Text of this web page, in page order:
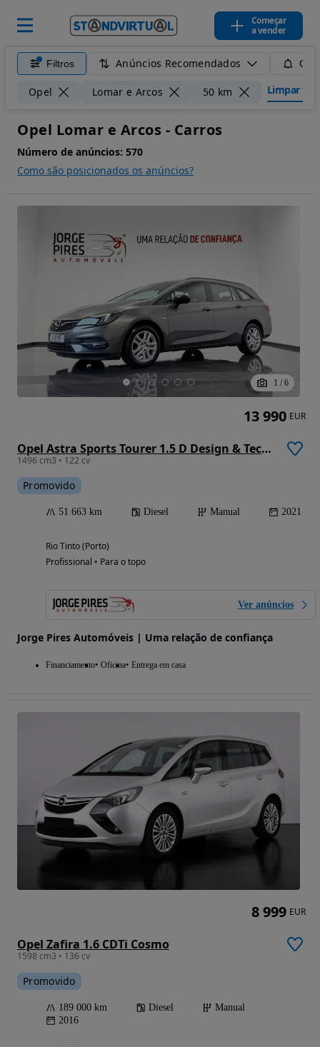
Começar
a vender
Filtros Anúncios Recomendados
Opel Lomar e Arcos 50 km Limpar
Opel Lomar e Arcos - Carros
Número de anúncios: 570
Como são posicionados os anúncios?
1 / 6
Opel Astra Sports Tourer 1.5 D Design & Tech S/S
1496 cm3 • 122 cv
Promovido
51 663 km Diesel Manual 2021
Rio Tinto (Porto)
Profissional • Para o topo
Ver anúncios
Jorge Pires Automóveis | Uma relação de confiança
Financiamento Oficina Entrega em casa
13 990 EUR
Opel Zafira 1.6 CDTi Cosmo
1598 cm3 • 136 cv
Promovido
189 000 km Diesel
Manual
2016
8 999 EUR